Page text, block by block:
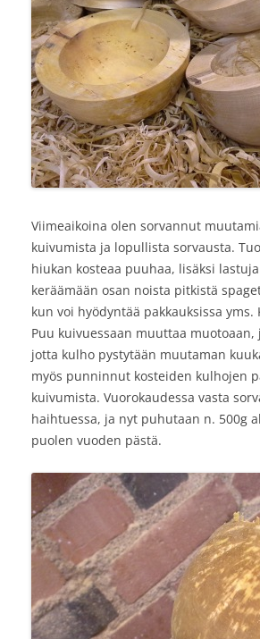
Viimeaikoina olen sorvannut
kuivumista ja lopullista sorvausta.
hiukan kosteaa puuhaa, lisäksi
keräämään osan noista pitkistä
kun voi hyödyntää pakkauksissa
Puu kuivuessaan muuttaa
jotta kulho pystytään muutaman
myös punninnut kosteiden kulhojen
kuivumista. Vuorokaudessa vasta
haihtuessa, ja nyt puhutaan n. 500g
puolen vuoden pästä.